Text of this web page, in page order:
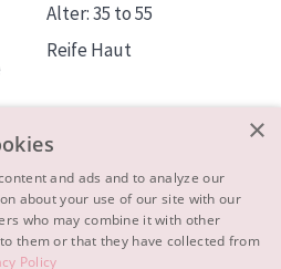
Alter: 35 to 55
Reife Haut
×
and ads and to analyze our
about your use of our site with our
who may combine it with other
them or that they have collected from
Policy